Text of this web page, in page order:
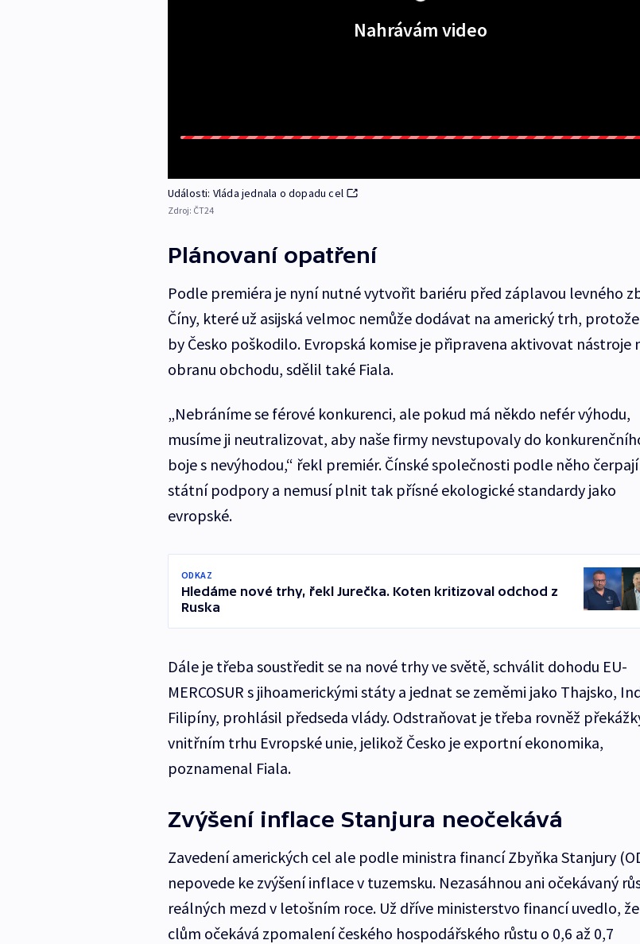
Nahrávám video
Události: Vláda jednala o dopadu cel
Zdroj: ČT24
Plánovaní opatření
Podle premiéra je nyní nutné vytvořit bariéru před záplavou levného
Číny, které už asijská velmoc nemůže dodávat na americký trh,
by Česko poškodilo. Evropská komise je připravena aktivovat nástroje
obranu obchodu, sdělil také Fiala.
„Nebráníme se férové konkurenci, ale pokud má někdo nefér výhodu,
musíme ji neutralizovat, aby naše firmy nevstupovaly do
boje s nevýhodou,“ řekl premiér. Čínské společnosti podle něho čerpají
státní podpory a nemusí plnit tak přísné ekologické standardy jako
evropské.
ODKAZ
Hledáme nové trhy, řekl Jurečka. Koten kritizoval odchod z
Ruska
Dále je třeba soustředit se na nové trhy ve světě, schválit dohodu EU-
MERCOSUR s jihoamerickými státy a jednat se zeměmi jako Thajsko,
Filipíny, prohlásil předseda vlády. Odstraňovat je třeba rovněž
vnitřním trhu Evropské unie, jelikož Česko je exportní ekonomika,
poznamenal Fiala.
Zvýšení inflace Stanjura neočekává
Zavedení amerických cel ale podle ministra financí Zbyňka Stanjury
nepovede ke zvýšení inflace v tuzemsku. Nezasáhnou ani očekávaný
reálných mezd v letošním roce. Už dříve ministerstvo financí uvedlo,
clům očekává zpomalení českého hospodářského růstu o 0,6 až 0,7